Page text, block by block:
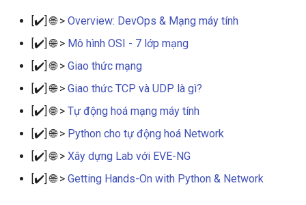
[✔️] 🌐 > Overview: DevOps & Mạng máy tính
[✔️] 🌐 > Mô hình OSI - 7 lớp mạng
[✔️] 🌐 > Giao thức mạng
[✔️] 🌐 > Giao thức TCP và UDP là gì?
[✔️] 🌐 > Tự động hoá mạng máy tính
[✔️] 🌐 > Python cho tự động hoá Network
[✔️] 🌐 > Xây dựng Lab với EVE-NG
[✔️] 🌐 > Getting Hands-On with Python & Network